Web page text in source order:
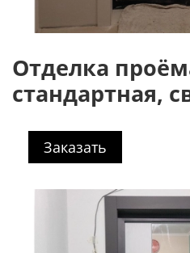
Отделка
стандартная,
Заказать